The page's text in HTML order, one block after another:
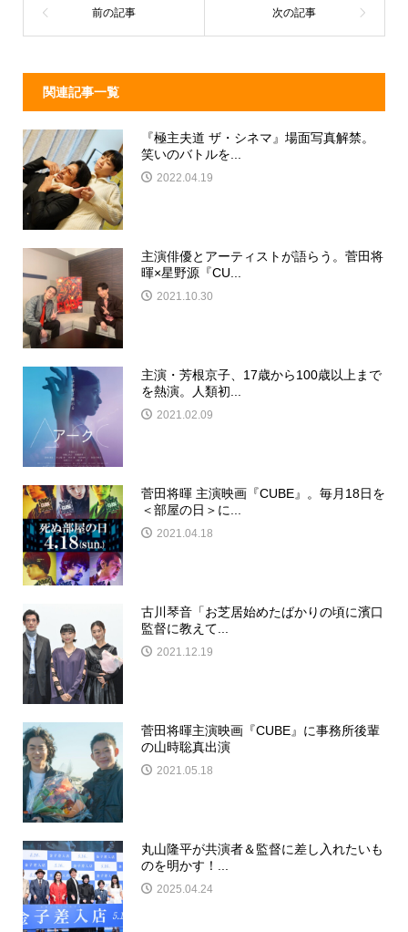
k
関連記事一覧
『極主夫道 ザ・シネマ』場面写真解禁。
笑いのバトルを...
2022.04.19
主演俳優とアーティストが語らう。菅田将
暉×星野源『CU...
2021.10.30
主演・芳根京子、17歳から100歳以上まで
を熱演。人類初...
2021.02.09
菅田将暉 主演映画『CUBE』。毎月18日を
＜部屋の日＞に...
2021.04.18
古川琴音「お芝居始めたばかりの頃に濱口
監督に教えて...
2021.12.19
菅田将暉主演映画『CUBE』に事務所後輩
の山時聡真出演
2021.05.18
丸山隆平が共演者＆監督に差し入れたいも
のを明かす！...
2025.04.24